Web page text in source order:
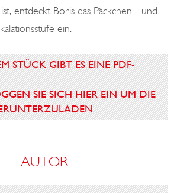
entdeckt Boris das Päckchen - und
ein.
STÜCK GIBT ES EINE PDF-
SIE SICH HIER EIN UM DIE
AUTOR